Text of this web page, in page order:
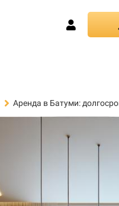
Аренда в Батуми: